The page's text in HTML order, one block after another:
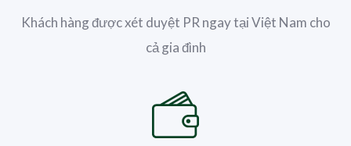
Khách hàng được xét duyệt PR ngay tại Việt Nam cho
cả gia đình